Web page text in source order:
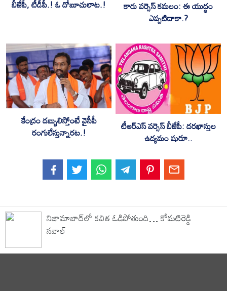
బీజేపీ, టీడీపీ.! ఓ దోబూచులాట.! కారు వర్సెస్ కమలం: ఈ యుద్ధం
ఎప్పటిదాకా.?
కేంద్రం డబ్బులిస్తోంటే వైసీపీ
రంగులేస్తున్నారట.! టీఆర్ఎస్ వర్సెస్ బీజేపీ: దరఖాస్తుల
ఉద్యమం షురూ..
నిజామాబాద్‌లో కవిత ఓడిపోతుంది… కోమటిరెడ్డి
సవాల్